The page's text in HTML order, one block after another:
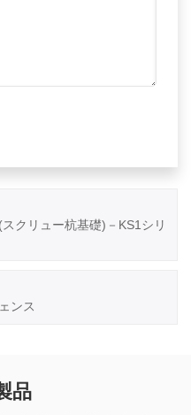
クリュー杭基礎)－KS1シリ
ンス
品